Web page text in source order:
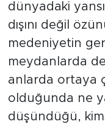
dünyadaki
dışını değil
medeniyetin
meydanlarda
anlarda ortaya
olduğunda ne
düşündüğü,
POLİTİKA
EKONOMİ
SPOR
KÜLTÜR